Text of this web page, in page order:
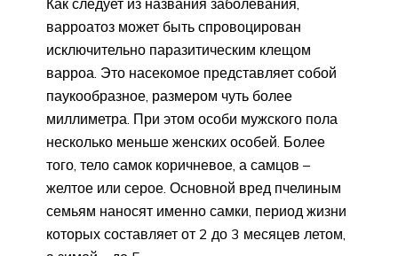
варроатоз может быть спровоцирован
исключительно паразитическим клещом
варроа. Это насекомое представляет собой
паукообразное, размером чуть более
миллиметра. При этом особи мужского пола
несколько меньше женских особей. Более
того, тело самок коричневое, а самцов –
желтое или серое. Основной вред пчелиным
семьям наносят именно самки, период жизни
которых составляет от 2 до 3 месяцев летом,